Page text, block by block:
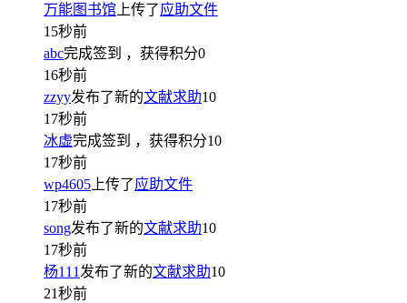
万能图书馆 上传了应助文件
15秒前
abc完成签到 ，获得积分0
16秒前
zzyy发布了新的文献求助10
17秒前
冰虚完成签到 ，获得积分10
17秒前
wp4605 上传了应助文件
17秒前
song发布了新的文献求助10
17秒前
杨111 发布了新的文献求助10
21秒前